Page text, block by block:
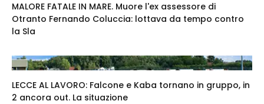
MALORE FATALE IN MARE. Muore l'ex assessore di
Otranto Fernando Coluccia: lottava da tempo contro
la Sla
LECCE AL LAVORO: Falcone e Kaba tornano in gruppo, in
2 ancora out. La situazione